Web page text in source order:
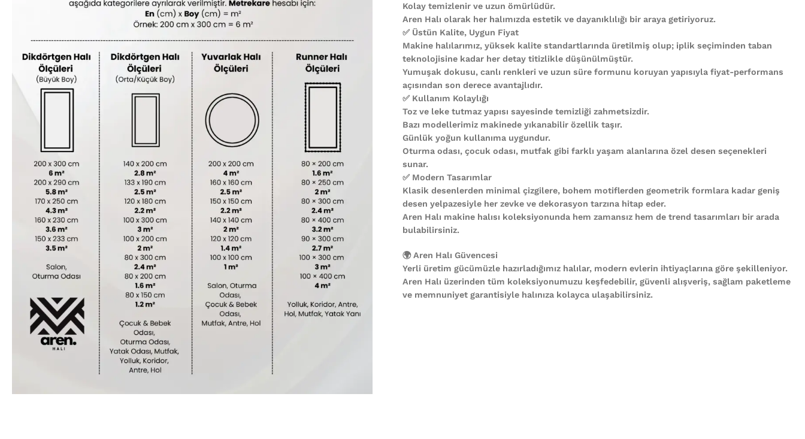
Kolay temizlenir ve uzun ömürlüdür.
Aren Halı olarak her halımızda estetik ve dayanıklılığı bir araya getiriyoruz.
✅ Üstün Kalite, Uygun Fiyat
Makine halılarımız, yüksek kalite standartlarında üretilmiş olup; iplik seçiminden taban
teknolojisine kadar her detay titizlikle düşünülmüştür.
Yumuşak dokusu, canlı renkleri ve uzun süre formunu koruyan yapısıyla fiyat-performans
açısından son derece avantajlıdır.
✅ Kullanım Kolaylığı
Toz ve leke tutmaz yapısı sayesinde temizliği zahmetsizdir.
Bazı modellerimiz makinede yıkanabilir özellik taşır.
Günlük yoğun kullanıma uygundur.
Oturma odası, çocuk odası, mutfak gibi farklı yaşam alanlarına özel desen seçenekleri
sunar.
✅ Modern Tasarımlar
Klasik desenlerden minimal çizgilere, bohem motiflerden geometrik formlara kadar geniş
desen yelpazesiyle her zevke ve dekorasyon tarzına hitap eder.
Aren Halı makine halısı koleksiyonunda hem zamansız hem de trend tasarımları bir arada
bulabilirsiniz.
🌍 Aren Halı Güvencesi
Yerli üretim gücümüzle hazırladığımız halılar, modern evlerin ihtiyaçlarına göre şekilleniyor.
Aren Halı üzerinden tüm koleksiyonumuzu keşfedebilir, güvenli alışveriş, sağlam paketleme
ve memnuniyet garantisiyle halınıza kolayca ulaşabilirsiniz.